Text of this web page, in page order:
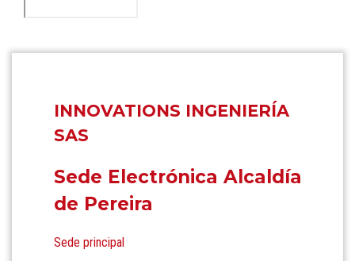
INNOVATIONS INGENIERÍA
SAS
Sede Electrónica Alcaldía
de Pereira
Sede principal